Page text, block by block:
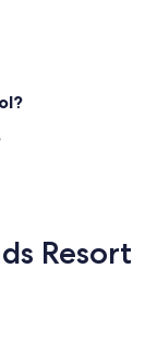
Resort